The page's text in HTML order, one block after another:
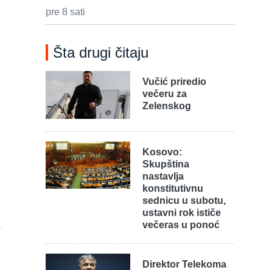
pre 8 sati
Šta drugi čitaju
Vučić priredio
večeru za
Zelenskog
Kosovo:
Skupština
nastavlja
konstitutivnu
sednicu u subotu,
ustavni rok ističe
večeras u ponoć
Direktor Telekoma